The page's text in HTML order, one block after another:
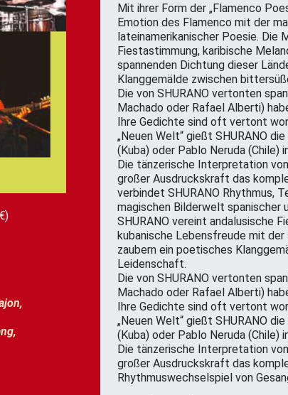
Mit ihrer Form der „Flamenco
Emotion des Flamenco mit der
lateinamerikanischer Poesie. Die
Fiestastimmung, karibische
spannenden Dichtung dieser
Klanggemälde zwischen
Die von SHURANO vertonten
Machado oder Rafael Alberti)
Ihre Gedichte sind oft vertont
„Neuen Welt“ gießt SHURANO
(Kuba) oder Pablo Neruda (Chile)
Die tänzerische Interpretation
großer Ausdruckskraft das
verbindet SHURANO Rhythmus,
magischen Bilderwelt spanischer
SHURANO vereint andalusische
kubanische Lebensfreude mit der
zaubern ein poetisches
Leidenschaft.
Die von SHURANO vertonten
Machado oder Rafael Alberti)
Ihre Gedichte sind oft vertont
„Neuen Welt“ gießt SHURANO
(Kuba) oder Pablo Neruda (Chile)
Die tänzerische Interpretation
großer Ausdruckskraft das
Rhythmuswechselspiel von